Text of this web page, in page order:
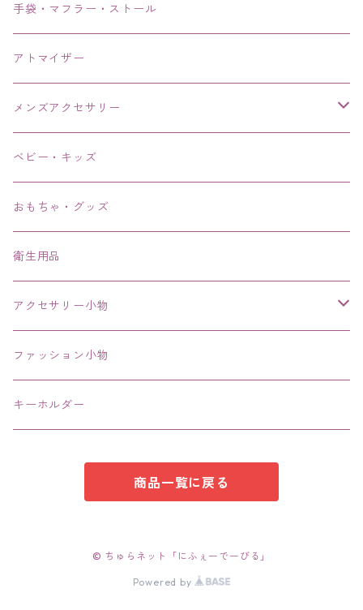
手袋・マフラー・ストール
アトマイザー
メンズアクセサリー
リング、指輪
ブレスレット、バングル、ブレス、腕輪
ネックレス、チョーカー
その他
ベビー・キッズ
おもちゃ・グッズ
衛生用品
アクセサリー小物
エコバッグ コンビニ
ファッション小物
キーホルダー
商品一覧に戻る
© ちゅらネット「にふぇーでーびる」
Powered by